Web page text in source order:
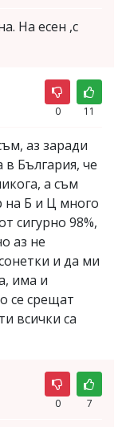
На есен ,с
0 11
аз заради
в България, че
а съм
на Б и Ц много
сигурно 98%,
аз не
и да ми
има и
се срещат
всички са
0 7